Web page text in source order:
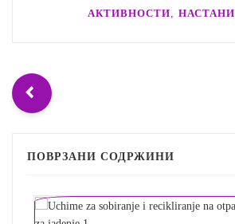
АКТИВНОСТИ,НАСТАНИ
ПОВРЗАНИ СОДРЖИНИ